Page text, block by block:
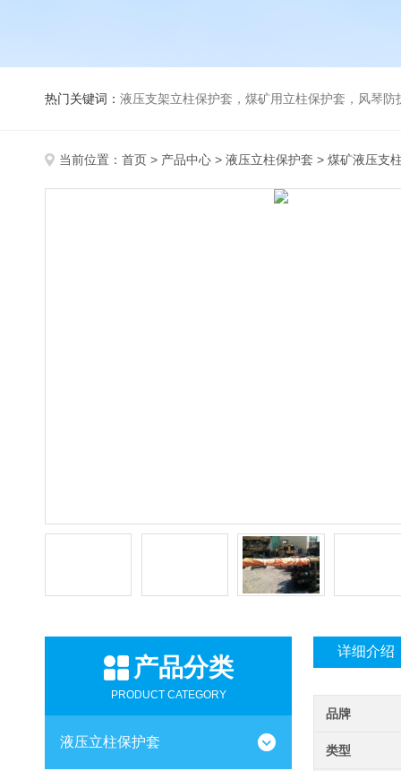
热门关键词： 液压支架立柱保护套，煤矿用立柱保护套，风琴
当前位置： 首页 > 产品中心 > 液压立柱保护套 > 煤矿液压支
产品分类
PRODUCT CATEGORY
液压立柱保护套
详细介绍
品牌
类型